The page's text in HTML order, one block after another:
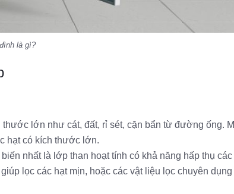
là gì?
lớn như cát, đất, rỉ sét, cặn bẩn từ đường ống.
hạt có kích thước lớn.
nhất là lớp than hoạt tính có khả năng hấp thụ
lọc các hạt mịn, hoặc các vật liệu lọc chuyên